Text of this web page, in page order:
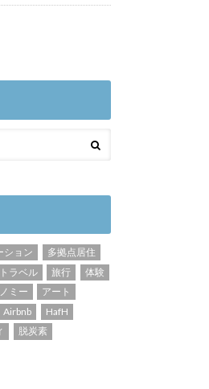
ション
多拠点居住
ラベル 旅行
体験
ミー
アート
Airbnb
HafH
脱炭素